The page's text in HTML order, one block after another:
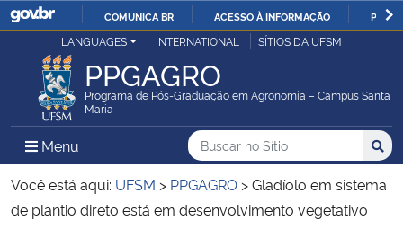
IR
PARA
O
COMUNICA BR ACESSO À INFORMAÇÃO
Ministério da Justiça e Segurança Pública
Ministério da Defesa
Ministério das Relações Exteriores
LANGUAGES INTERNATIONAL SÍTIOS DA UFSM
PPGAGRO
Programa de Pós-Graduação em Agronomia – Campus Santa
Maria
Menu Menu Principal do Sítio
Busca
Buscar no no Sítio
Busca:
Você está aqui: UFSM > PPGAGRO >Gladíolo em sistema
de plantio direto está em desenvolvimento vegetativo